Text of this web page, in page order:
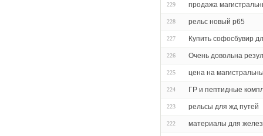
229 продажа
228 рельс новый р65
227 Купить софосбувир
226 Очень довольна
225 цена на
224 ГР и пептидные
223 рельсы для жд путей
222 материалы для